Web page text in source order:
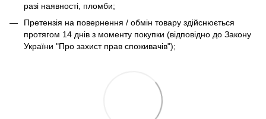
разі наявності, пломби;
Претензія на повернення / обмін товару здійснюється
протягом 14 днів з моменту покупки (відповідно до Закону
України "Про захист прав споживачів");